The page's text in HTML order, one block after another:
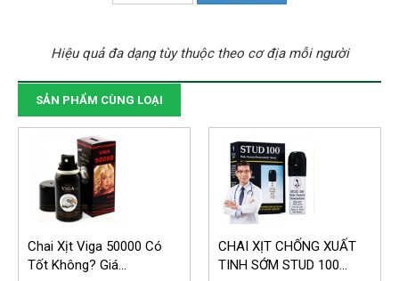
Hiệu quả đa dạng tùy thuộc theo cơ địa mỗi người
SẢN PHẨM CÙNG LOẠI
Chai Xịt Viga 50000 Có
Tốt Không? Giá...
CHAI XỊT CHỐNG XUẤT
TINH SỚM STUD 100...